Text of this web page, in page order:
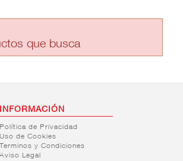
que busca
INFORMACIÓN
Política de Privacidad
Uso de Cookies
Terminos y Condiciones
Aviso Legal